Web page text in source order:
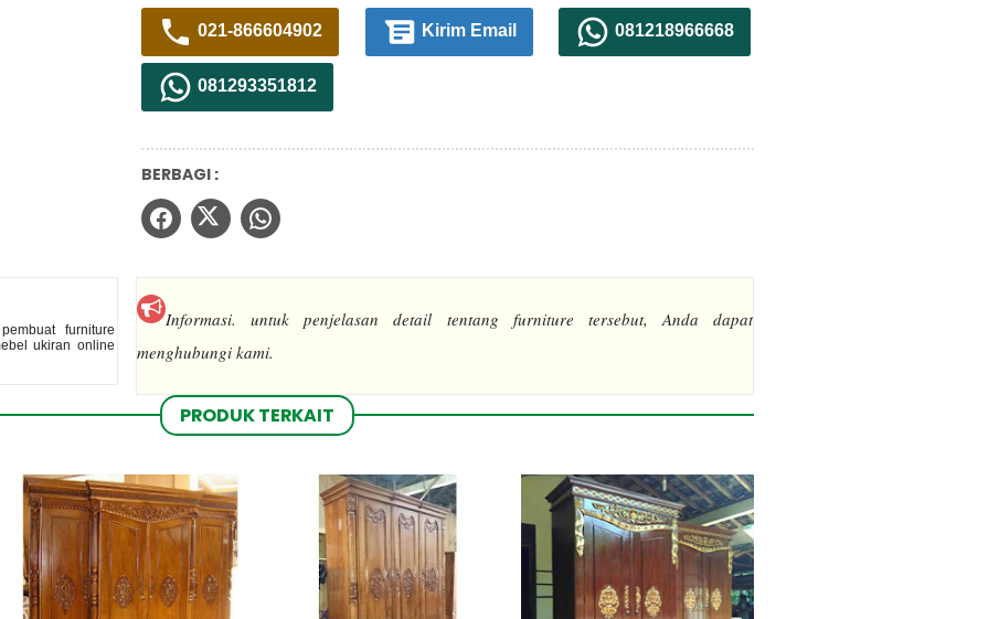
021-866604902 Kirim Email 081218966668
081293351812
BERBAGI :
furniture
ukiran online
Informasi.untuk penjelasan detail tentang furniture tersebut, Anda dapat
menghubungi kami.
PRODUK TERKAIT